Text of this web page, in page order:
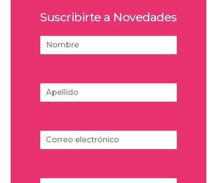
Suscribirte a Novedades